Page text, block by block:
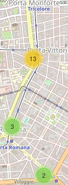
2
3
13